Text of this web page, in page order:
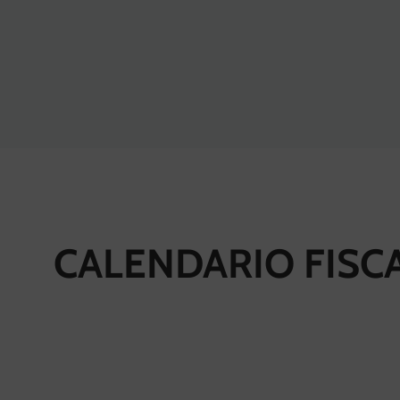
CALENDARIO